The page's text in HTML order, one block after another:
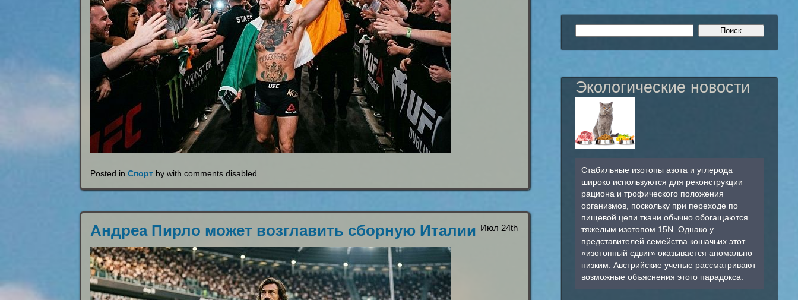
Posted inСпорт by withcomments disabled
Июл 24th
Андреа Пирло может возглавить сборную Италии
Экологические новости
Стабильные изотопы азота и углерода
широко используются для реконструкции
рациона и трофического положения
организмов, поскольку при переходе по
пищевой цепи ткани обычно обогащаются
тяжелым изотопом 15N. Однако у
представителей семейства кошачьих этот
«изотопный сдвиг» оказывается аномально
низким. Австрийские ученые рассматривают
возможные объяснения этого парадокса.